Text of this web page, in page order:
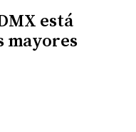
está
mayores